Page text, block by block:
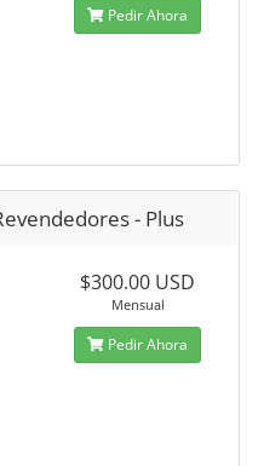
Pedir Ahora
- Plus
$300.00 USD
Mensual
Pedir Ahora